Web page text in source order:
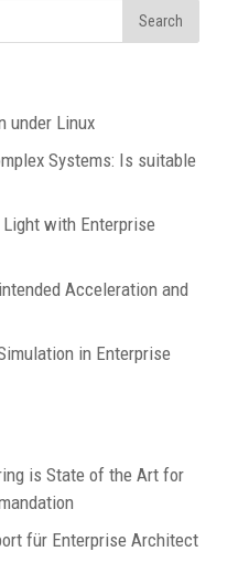
under Linux
Systems: Is suitable
Light with Enterprise
Acceleration and
in Enterprise
is State of the Art for
für Enterprise Architect